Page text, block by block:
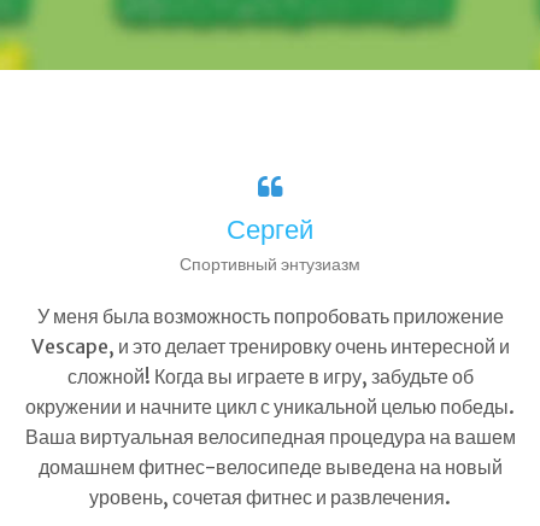
Сергей
Спортивный энтузиазм
У меня была возможность попробовать приложение
Vescape, и это делает тренировку очень интересной и
сложной! Когда вы играете в игру, забудьте об
окружении и начните цикл с уникальной целью победы.
Ваша виртуальная велосипедная процедура на вашем
домашнем фитнес-велосипеде выведена на новый
уровень, сочетая фитнес и развлечения.